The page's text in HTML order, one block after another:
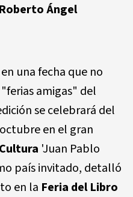
Ángel
una fecha que no
amigas" del
se celebrará del
en el gran
'Juan Pablo
país invitado, detalló
en la Feria del Libro